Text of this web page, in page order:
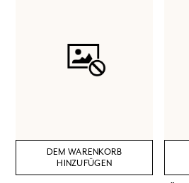
DEM WARENKORB
HINZUFÜGEN